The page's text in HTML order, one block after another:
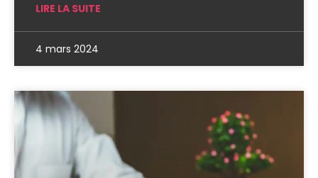
LIRE LA SUITE
4 mars 2024